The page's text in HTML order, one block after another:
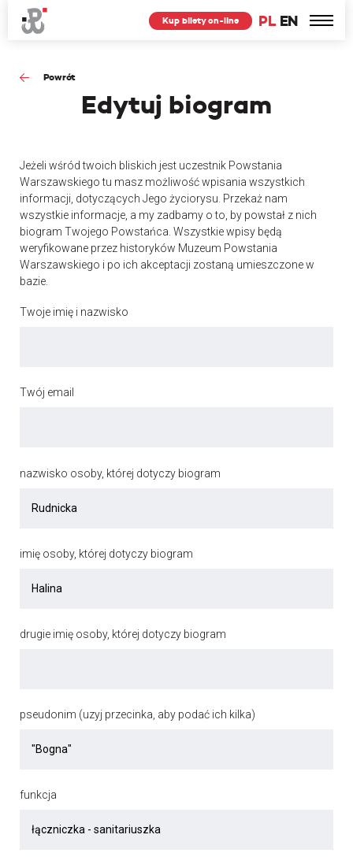
PL EN
Kup bilety on-line
Powrót
Edytuj biogram
Jeżeli wśród twoich bliskich jest uczestnik Powstania
Warszawskiego tu masz możliwość wpisania wszystkich
informacji, dotyczących Jego życiorysu. Przekaż nam
wszystkie informacje, a my zadbamy o to, by powstał z nich
biogram Twojego Powstańca. Wszystkie wpisy będą
weryfikowane przez historyków Muzeum Powstania
Warszawskiego i po ich akceptacji zostaną umieszczone w
bazie.
Twoje imię i nazwisko
Twój email
nazwisko osoby, której dotyczy biogram
imię osoby, której dotyczy biogram
drugie imię osoby, której dotyczy biogram
pseudonim (uzyj przecinka, aby podać ich kilka)
funkcja